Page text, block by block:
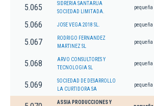
5.065
SIDRERIA SANTARUA
SOCIEDAD LIMITADA.
pequeña
5.066 JOSE VEGA 2018 SL. pequeña
5.067
RODRIGO FERNANDEZ
MARTINEZ SL
pequeña
5.068
ARVO CONSULTORES Y
TECNOLOGIA SL
pequeña
5.069
SOCIEDAD DE DESARROLLO
LA CURTIDORA SA
pequeña
ASSIA PRODUCCIONES Y